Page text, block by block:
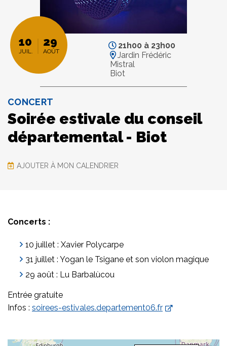
10
JUIL.
29
AOÛT
21h00 à 23h00
Jardin Frédéric
Mistral
Biot
CONCERT
Soirée estivale du conseil
départemental - Biot
AJOUTER À MON CALENDRIER
Concerts :
10 juillet : Xavier Polycarpe
31 juillet : Yogan le Tsigane et son violon magique
29 août : Lu Barbalùcou
Entrée gratuite
Infos : soirees-estivales.departement06.fr